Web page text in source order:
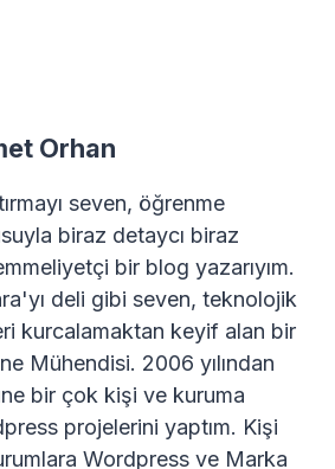
Orhan
seven, öğrenme
biraz detaycı biraz
bir blog yazarıyım.
deli gibi seven, teknolojik
kurcalamaktan keyif alan bir
Mühendisi. 2006 yılından
bir çok kişi ve kuruma
projelerini yaptım. Kişi
Wordpress ve Marka